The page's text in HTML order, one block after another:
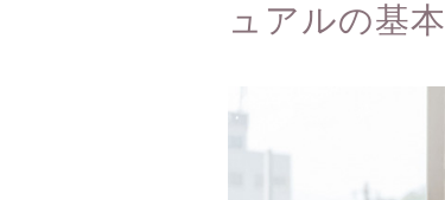
ュアルの基本